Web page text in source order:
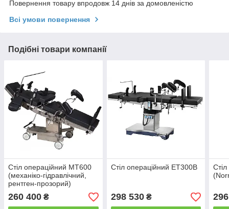
Повернення товару впродовж 14 днів за домовленістю
Всі умови повернення
Подібні товари компанії
Стіл операційний МТ600
(механіко-гідравлічний,
рентген-прозорий)
260 400 ₴
Стіл операційний ЕТ300В
298 530₴